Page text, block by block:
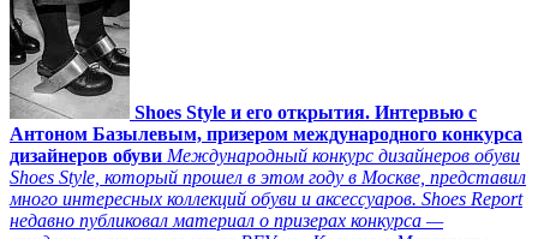
Shoes Style и его открытия. Интервью с
Антоном Базылевым, призером международного конкурса
дизайнеров обуви Международный конкурс дизайнеров обуви
Shoes Style, который прошел в этом году в Москве, представил
много интересных коллекций обуви и аксессуаров. Shoes Report
недавно публиковал материал о призерах конкурса —